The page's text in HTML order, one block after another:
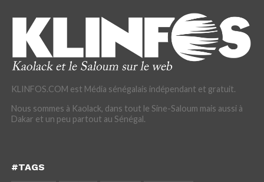
KLINFOS.COM est Média sénégalais indépendant et gratuit.
Nous sommes à Kaolack, dans tout le Sine-Saloum mais aussi à
Dakar et un peu partout au Sénégal.
#TAGS